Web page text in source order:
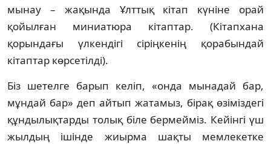
мынау – жақында Ұлт­тық кітап күніне орай
қойылған ми­ниатюра кітаптар. (Кітапхана
қорындағы үл­­кендігі сіріңкенің қорабындай
кітаптар көр­сетілді).
Біз шетелге барып келіп, «онда мынадай бар,
мұндай бар» деп айтып жатамыз, бірақ өзі­міздегі
құндылықтарды толық біле бер­мейміз. Кейінгі үш
жылдың ішінде жиырма шақ­ты мемлекетке